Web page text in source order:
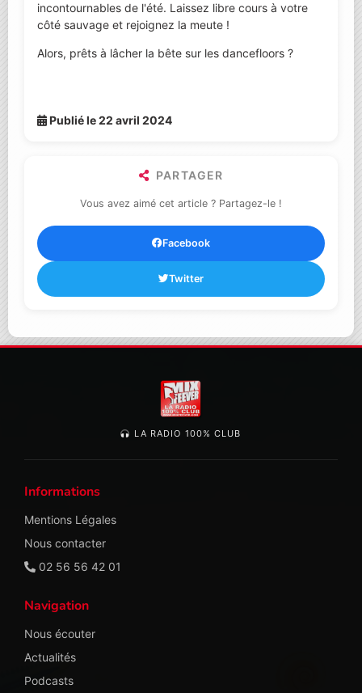
incontournables de l'été. Laissez libre cours à votre
côté sauvage et rejoignez la meute !
Alors, prêts à lâcher la bête sur les dancefloors ?
Publié le 22 avril 2024
PARTAGER
Vous avez aimé cet article ? Partagez-le !
Facebook
Twitter
LA RADIO 100% CLUB
Informations
Mentions Légales
Nous contacter
02 56 56 42 01
Navigation
Nous écouter
Actualités
Podcasts